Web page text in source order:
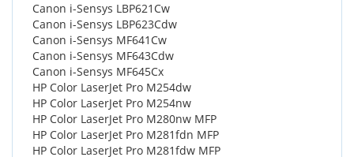
Canon i-Sensys LBP621Cw
Canon i-Sensys LBP623Cdw
Canon i-Sensys MF641Cw
Canon i-Sensys MF643Cdw
Canon i-Sensys MF645Cx
HP Color LaserJet Pro M254dw
HP Color LaserJet Pro M254nw
HP Color LaserJet Pro M280nw MFP
HP Color LaserJet Pro M281fdn MFP
HP Color LaserJet Pro M281fdw MFP